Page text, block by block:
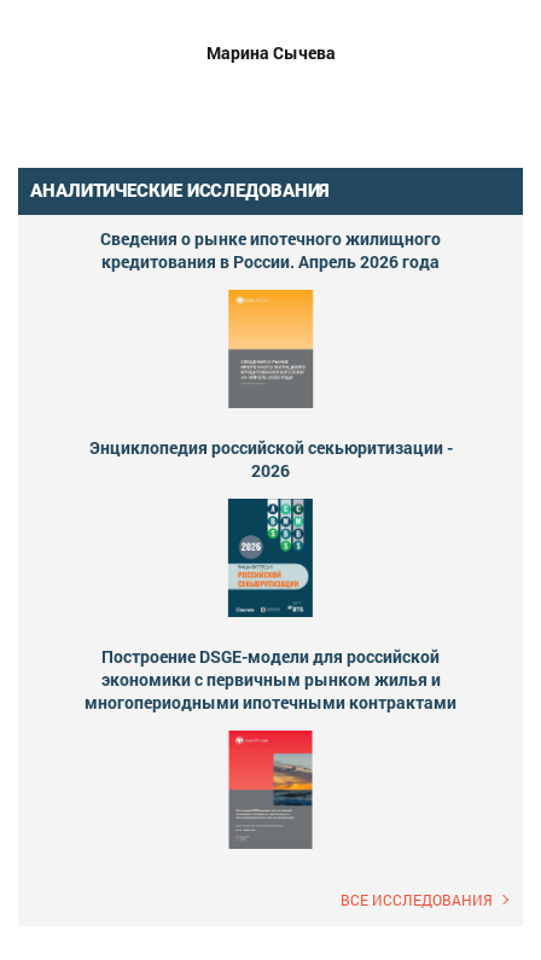
Марина Сычева
АНАЛИТИЧЕСКИЕ ИССЛЕДОВАНИЯ
Сведения о рынке ипотечного жилищного
кредитования в России. Апрель 2026 года
Энциклопедия российской секьюритизации -
2026
Построение DSGE-модели для российской
экономики с первичным рынком жилья и
многопериодными ипотечными контрактами
ВСЕ ИССЛЕДОВАНИЯ